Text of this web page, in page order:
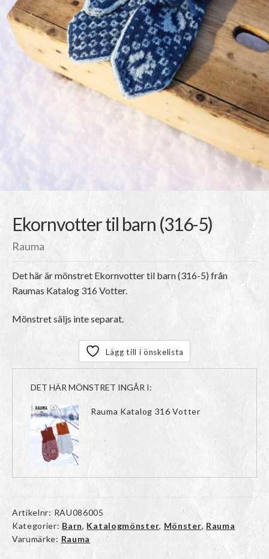
Ekornvotter til barn (316-5)
Rauma
Det här är mönstret Ekornvotter til barn (316-5) från
Raumas Katalog 316 Votter.
Mönstret säljs inte separat.
Lägg till i önskelista
DET HÄR MÖNSTRET INGÅR I:
Rauma Katalog 316 Votter
Artikelnr: RAU086005
Kategorier: Barn, Katalogmönster, Mönster, Rauma
Varumärke: Rauma